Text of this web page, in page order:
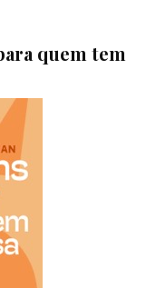
quem tem